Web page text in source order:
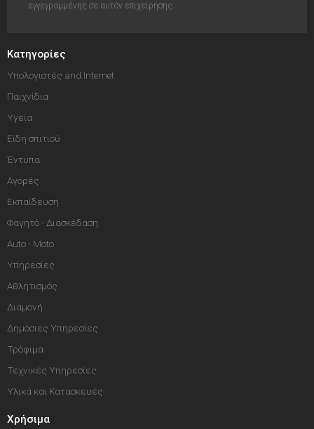
εγγεγραμμένης σε αυτόν επιχείρησης.
Κατηγορίες
Υπολογιστές and Internet
Παιχνίδια
Υγεία
Είδη σπιτιού
Έντυπα
Αγορές
Εκπαίδευση
Φαγητό - Διασκέδαση
Auto - Moto
Υπηρεσίες
Αθλητισμός
Διαμονή
Δημόσιες Υπηρεσίες
Τρόφιμα
Τεχνικές Υπηρεσίες
Υλικά και Κατασκευές
Χρήσιμα